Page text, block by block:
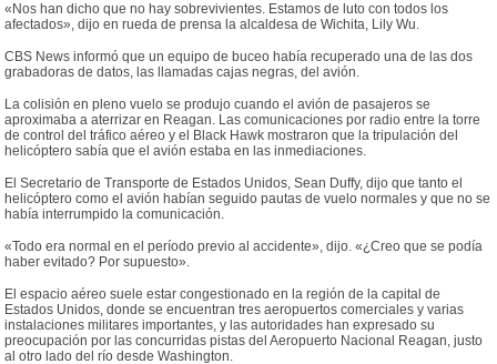
«Nos han dicho que no hay sobrevivientes. Estamos de luto con todos los
afectados», dijo en rueda de prensa la alcaldesa de Wichita, Lily Wu.
CBS News informó que un equipo de buceo había recuperado una de las dos
grabadoras de datos, las llamadas cajas negras, del avión.
La colisión en pleno vuelo se produjo cuando el avión de pasajeros se
aproximaba a aterrizar en Reagan. Las comunicaciones por radio entre la torre
de control del tráfico aéreo y el Black Hawk mostraron que la tripulación del
helicóptero sabía que el avión estaba en las inmediaciones.
El Secretario de Transporte de Estados Unidos, Sean Duffy, dijo que tanto el
helicóptero como el avión habían seguido pautas de vuelo normales y que no se
había interrumpido la comunicación.
«Todo era normal en el período previo al accidente», dijo. «¿Creo que se podía
haber evitado? Por supuesto».
El espacio aéreo suele estar congestionado en la región de la capital de
Estados Unidos, donde se encuentran tres aeropuertos comerciales y varias
instalaciones militares importantes, y las autoridades han expresado su
preocupación por las concurridas pistas del Aeropuerto Nacional Reagan, justo
al otro lado del río desde Washington.